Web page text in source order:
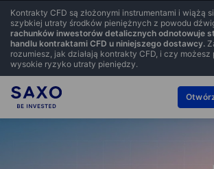
Kontrakty CFD są złożonymi instrumentami i wiążą
szybkiej utraty środków pieniężnych z powodu
rachunków inwestorów detalicznych odnotowuje
handlu kontraktami CFD u niniejszego dostawcy.
rozumiesz, jak działają kontrakty CFD, i czy
wysokie ryzyko utraty pieniędzy.